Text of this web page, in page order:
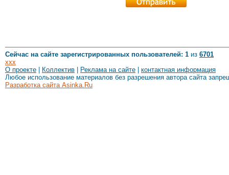
Сейчас на сайте зарегистрированных пользователей: 1 из 6701
xxx
О проекте
Коллектив Реклама на сайте
контактная информация
Любое использование материалов без разрешения автора сайта
Разработка сайта Asinka.Ru